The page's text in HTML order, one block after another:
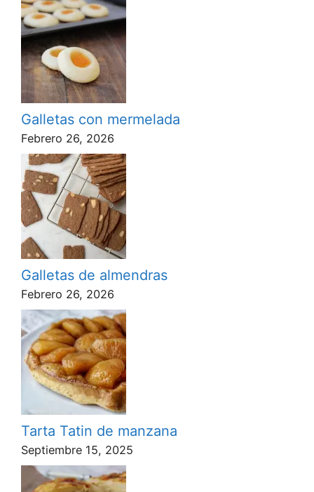
Galletas con mermelada
Febrero 26, 2026
Galletas de almendras
Febrero 26, 2026
Tarta Tatin de manzana
Septiembre 15, 2025